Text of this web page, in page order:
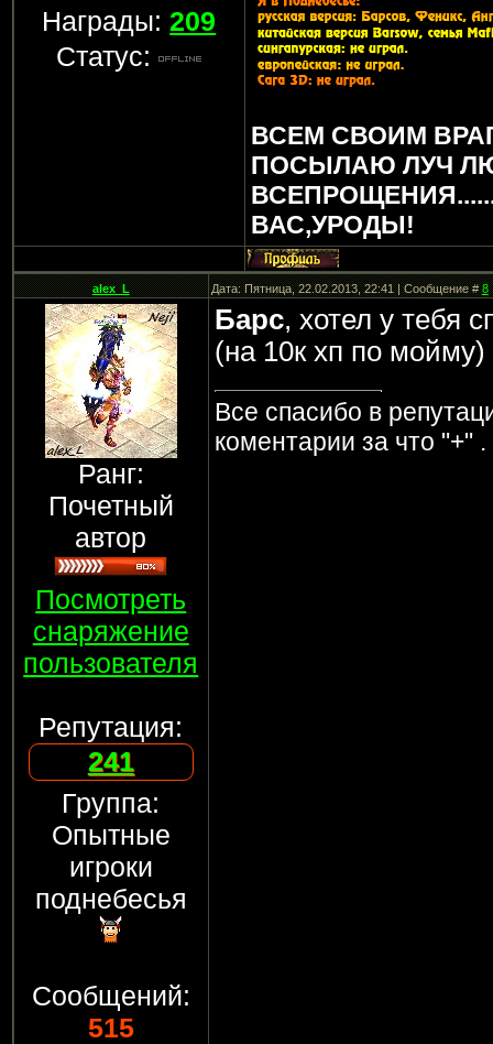
Награды:209
Статус:
ВСЕМ СВОИМ
ПОСЫЛАЮ ЛУЧ
ВАС,УРОДЫ!
alex_L Дата: Пятница, 22.02.2013, 22:41 | Сообщение #8
Ранг:
Почетный
автор
Посмотреть
снаряжение
пользователя
Репутация:
241
Группа:
Опытные
игроки
поднебесья
Сообщений:
515
Барс, хотел у тебя
(на 10к хп по мойму)
Все спасибо в
коментарии за что "+" .